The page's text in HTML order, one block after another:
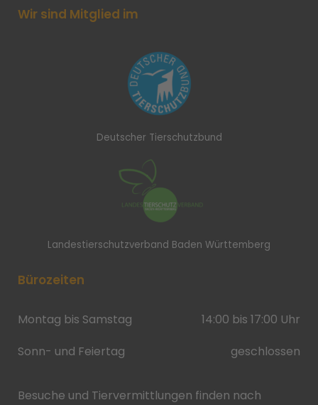
Wir sind Mitglied im
Deutscher Tierschutzbund
Landestierschutzverband Baden Württemberg
Bürozeiten
Montag bis Samstag
14:00 bis 17:00 Uhr
Sonn- und Feiertag
geschlossen
Besuche und Tiervermittlungen finden nach